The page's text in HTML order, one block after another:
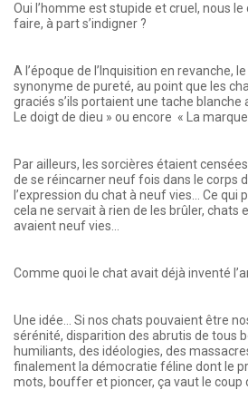
Oui l’homme est stupide et cruel, nous le
faire, à part s’indigner ?
A l’époque de l’Inquisition en revanche,
synonyme de pureté, au point que les
graciés s’ils portaient une tache blanche
Le doigt de dieu » ou encore « La marque
Par ailleurs, les sorcières étaient
de se réincarner neuf fois dans le corps
l’expression du chat à neuf vies… Ce qui
cela ne servait à rien de les brûler, chats
avaient neuf vies…
Comme quoi le chat avait déjà inventé
Une idée… Si nos chats pouvaient être
sérénité, disparition des abrutis de tous
humiliants, des idéologies, des
finalement la démocratie féline dont le
mots, bouffer et pioncer, ça vaut le coup